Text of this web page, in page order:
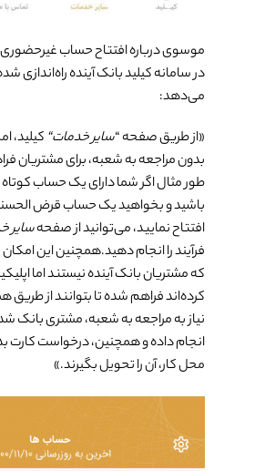
موسوی درباره­ افتتاح حساب
در سامانه کیلید بانک آینده راه‌­اندازی
می‌­دهد:
«از طریق صفحه “سایر خدمات“ کیلید،
بدون مراجعه به شعبه، برای مشتریان
طور مثال اگر شما دارای یک حساب
باشید و بخواهید یک حساب قرض الحسنه
افتتاح نمایید، می‌­توانید از صفحهسایر
فرآیند را انجام دهید.همچنین این امکان
که مشتریان بانک آینده نیستند اما
کرده‌اند فراهم شده تا بتوانند از
نیاز به مراجعه به شعبه، مشتری بانک
انجام داده و همچنین، درخواست کارت
محل کار، آن را تحویل بگیرند.»